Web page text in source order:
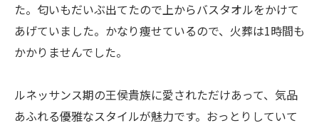
た。匂いもだいぶ出てたので上からバスタオルをかけて
あげていました。かなり痩せているので、火葬は1時間も
かかりませんでした。
ルネッサンス期の王侯貴族に愛されただけあって、気品
あふれる優雅なスタイルが魅力です。おっとりしていて